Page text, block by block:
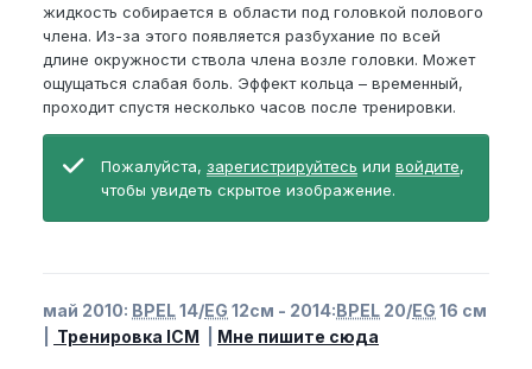
жидкость собирается в области под головкой полового
члена. Из-за этого появляется разбухание по всей
длине окружности ствола члена возле головки. Может
ощущаться слабая боль. Эффект кольца – временный,
проходит спустя несколько часов после тренировки.
Пожалуйста, зарегистрируйтесь или войдите,
чтобы увидеть скрытое изображение.
май 2010: BPEL14/EG 12см - 2014:BPEL 20/EG 16 см
Тренировка ICM Мне пишите сюда